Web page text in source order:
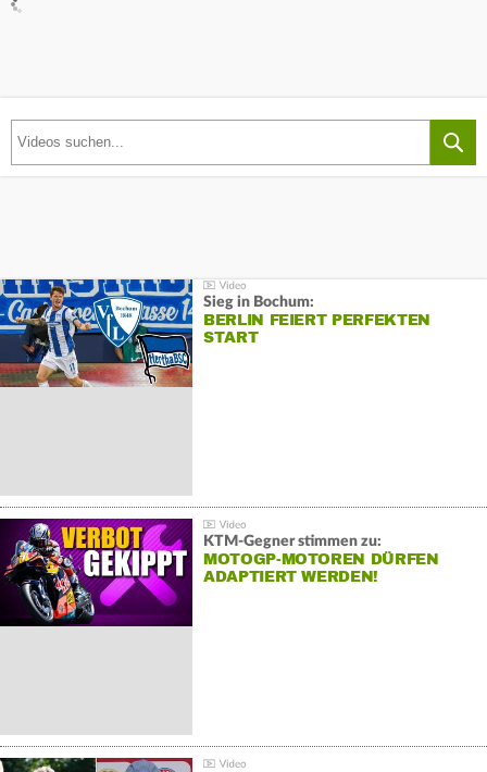
Sieg in Bochum:
BERLIN FEIERT PERFEKTEN
START
KTM-Gegner stimmen zu:
MOTOGP-MOTOREN DÜRFEN
ADAPTIERT WERDEN!